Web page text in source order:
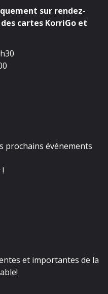
sur rendez-
cartes KorriGo et
prochains événements
et importantes de la